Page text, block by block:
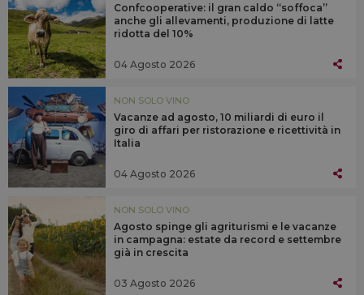
Confcooperative: il gran caldo “soffoca”
anche gli allevamenti, produzione di latte
ridotta del 10%
04 Agosto 2026
NON SOLO VINO
Vacanze ad agosto, 10 miliardi di euro il
giro di affari per ristorazione e ricettività in
Italia
04 Agosto 2026
NON SOLO VINO
Agosto spinge gli agriturismi e le vacanze
in campagna: estate da record e settembre
già in crescita
03 Agosto 2026